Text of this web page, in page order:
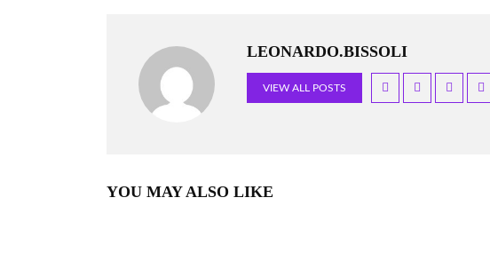
LEONARDO.BISSOLI
VIEW ALL POSTS
YOU MAY ALSO LIKE